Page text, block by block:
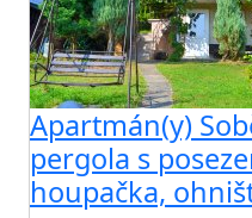
Apartmán(y)
pergola s
houpačka,